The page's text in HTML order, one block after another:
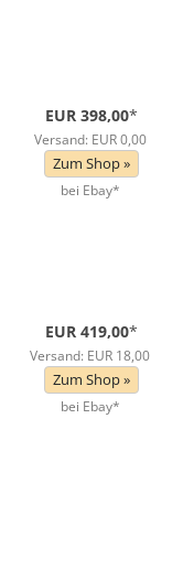
EUR 398,00*
Versand: EUR 0,00
Zum Shop »
bei Ebay*
EUR 419,00*
Versand: EUR 18,00
Zum Shop »
bei Ebay*